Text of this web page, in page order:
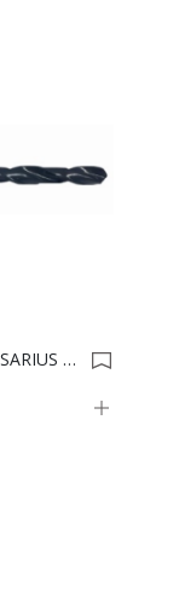
WIERTŁO NWKA 11.0 SARIUS 0004640